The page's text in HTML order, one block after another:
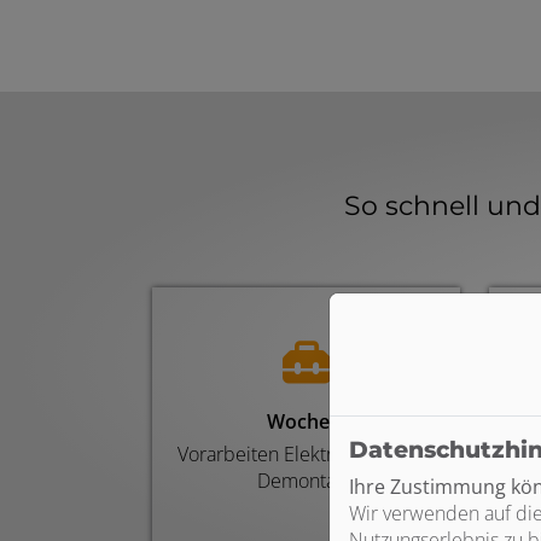
So schnell
Woche 1
Vorarbeiten Elektroinstallation
DemontageIhre Zustimmung
Wir verwenden auf